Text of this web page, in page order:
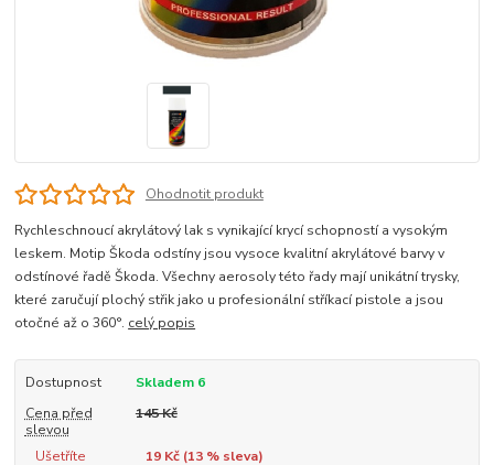
Ohodnotit produkt
Rychleschnoucí akrylátový lak s vynikající krycí schopností a vysokým
leskem. Motip Škoda odstíny jsou vysoce kvalitní akrylátové barvy v
odstínové řadě Škoda. Všechny aerosoly této řady mají unikátní trysky,
které zaručují plochý střik jako u profesionální stříkací pistole a jsou
otočné až o 360°. celý popis
Dostupnost
Skladem 6
Cena před
slevou
145 Kč
Ušetříte 19 Kč (13% sleva)